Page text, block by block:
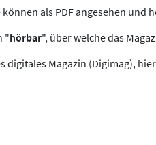
als PDF angesehen und
"hörbar", über welche das
Magazin (Digimag),